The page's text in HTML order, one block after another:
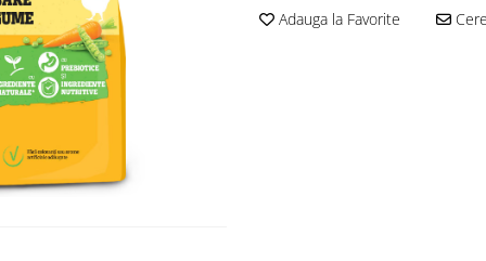
Adauga la Favorite